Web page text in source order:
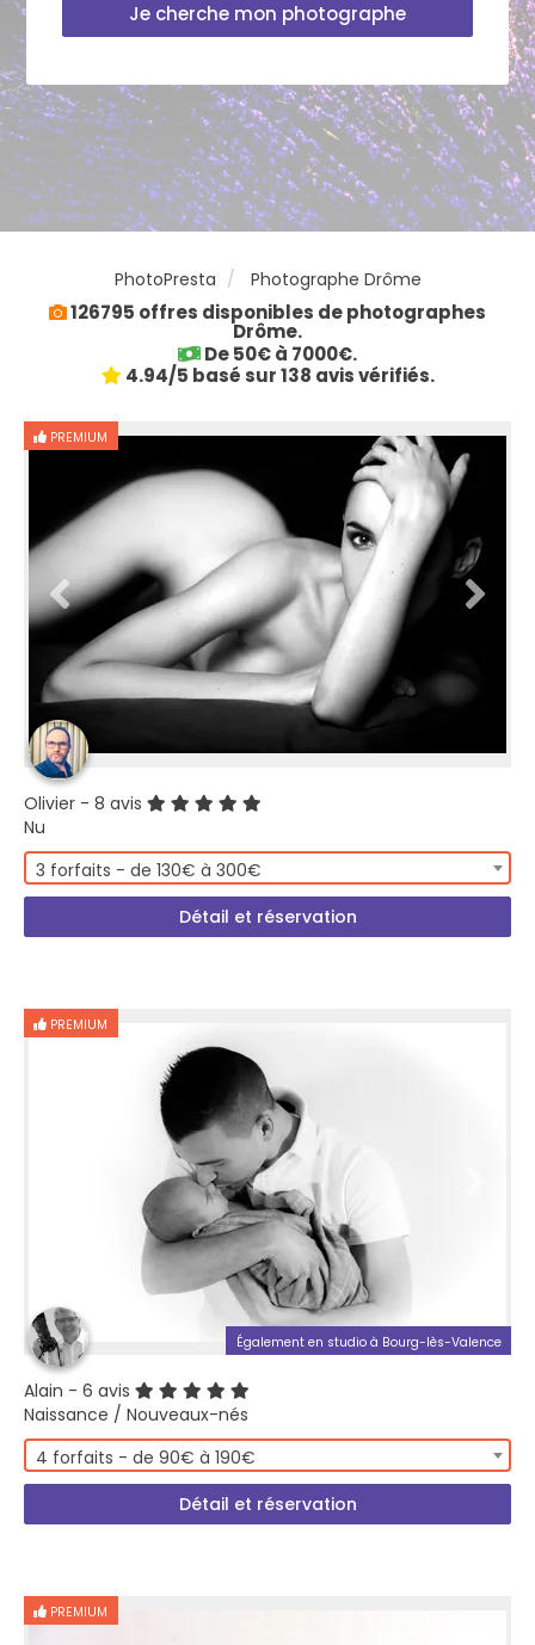
Je cherche mon photographe
PhotoPresta Photographe Drôme
126795 offres disponibles de photographes
Drôme.
De 50€ à 7000€.
4.94/5 basé sur 138 avis vérifiés.
PREMIUM
Olivier - 8 avis
Nu
3 forfaits - de 130€ à 300€
Détail et réservation
PREMIUM
Également en studio à Bourg-lès-Valence
Alain - 6 avis
Naissance / Nouveaux-nés
4 forfaits - de 90€ à 190€
Détail et réservation
PREMIUM